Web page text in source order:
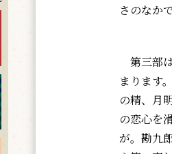
さのなか
第三部
まります
の精、月
の恋心を
が。勘九